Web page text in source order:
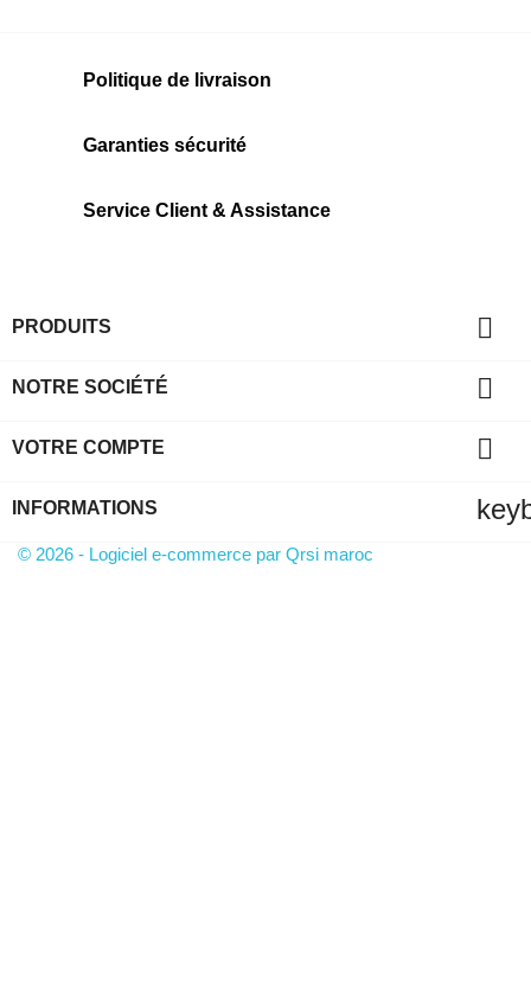
Politique de livraison
Garanties sécurité
Service Client & Assistance
PRODUITS 
NOTRE SOCIÉTÉ 
VOTRE COMPTE 
INFORMATIONS
© 2026 - Logiciel e-commerce par Qrsi maroc